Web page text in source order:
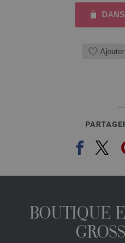
BOUTIQUE